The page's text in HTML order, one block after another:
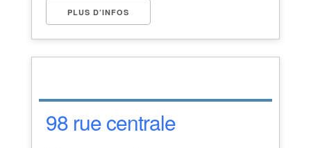
PLUS D’INFOS
98 rue centrale